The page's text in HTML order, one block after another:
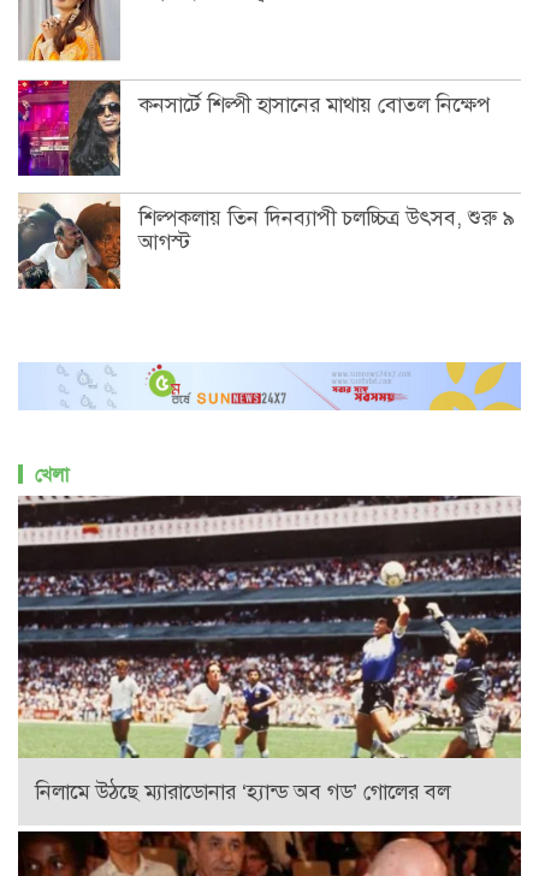
কনসার্টে শিল্পী হাসানের মাথায় বোতল নিক্ষেপ
শিল্পকলায় তিন দিনব্যাপী চলচ্চিত্র উৎসব, শুরু ৯
আগস্ট
খেলা
নিলামে উঠছে ম্যারাডোনার ‘হ্যান্ড অব গড’ গোলের বল